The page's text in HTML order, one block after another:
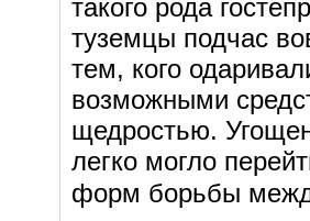
такого рода
туземцы подчас
тем, кого
возможными
щедростью.
легко могло
форм борьбы